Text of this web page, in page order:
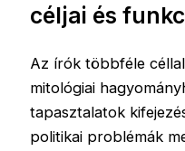
céljai és
Az írók többféle
mitológiai
tapasztalatok
politikai problémák